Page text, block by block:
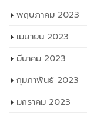
พฤษภาคม 2023
เมษายน 2023
มีนาคม 2023
กุมภาพันธ์ 2023
มกราคม 2023